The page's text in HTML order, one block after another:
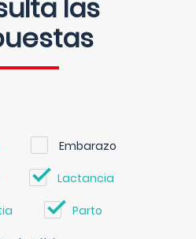
las
Embarazo
Lactancia
Parto